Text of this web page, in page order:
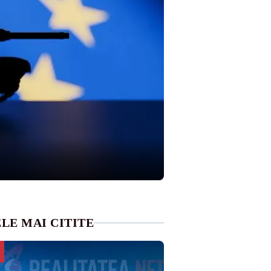
MAI CITITE